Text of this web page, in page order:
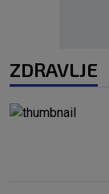
ZDRAVLJE